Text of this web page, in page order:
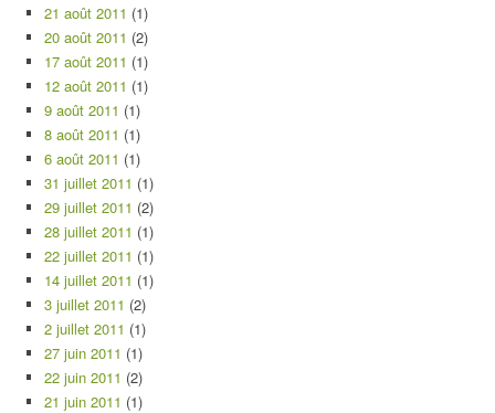
21 août 2011 (1)
20 août 2011 (2)
17 août 2011 (1)
12 août 2011 (1)
9 août 2011 (1)
8 août 2011 (1)
6 août 2011 (1)
31 juillet 2011 (1)
29 juillet 2011 (2)
28 juillet 2011 (1)
22 juillet 2011 (1)
14 juillet 2011 (1)
3 juillet 2011 (2)
2 juillet 2011 (1)
27 juin 2011 (1)
22 juin 2011 (2)
21 juin 2011 (1)